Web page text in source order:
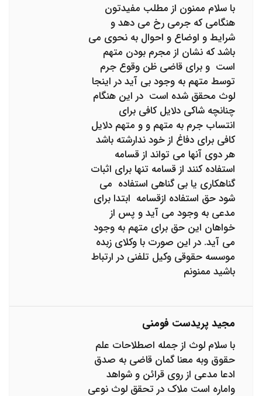
با سلام ممنون از مطلب مفیدتون
هنگامی که جرمی رخ می دهد و
شرایط و اوضاع و احوال به نحوی می
باشد که نشان از مجرم بودن متهم
است و برای قاضی ظن وقوع جرم
توسط متهم به وجود بی آید در اینجا
لوث محقق شده است در این هنگام
چنانچه شاکی دلایل کافی برای
انتساب جرم به متهم و و متهم دلایل
کافی برای دفاغ از خود ندارشته باشد
هر دوی آنها می تواند از قسامه
استفاده کنند از قسامه تنها برای اثبات
گناهکاری یا بی گناهی استفاده می
شود حق استفاده ازقسامه ابتدا برای
مدعی به وجود می آید و پس از
خواهان این حق برای متهم به وجود
می آید. در این صورت با وکلای زبده
موسسه حقوقی وکیل تلفنی در ارتباط
باشید ممنونم
مجید پریدست فومنی
با سلام لوث از جمله اصطلاحات علم
حقوق وبه معنا گمان قاضی به صدق
ادعا مدعی از روی قرائن و شواهد
واماره است ملاک در تحقق لوث نوعی